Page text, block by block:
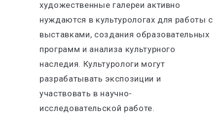
художественные галереи активно
нуждаются в культурологах для работы с
выставками, создания образовательных
программ и анализа культурного
наследия. Культурологи могут
разрабатывать экспозиции и
участвовать в научно-
исследовательской работе.